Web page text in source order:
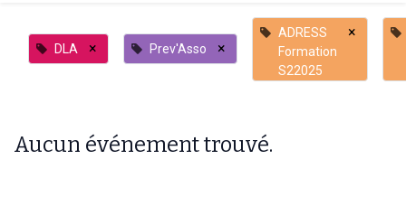
DLA × Prev'Asso ×
ADRESS
Formation
S22025
×
Aucun événement trouvé.